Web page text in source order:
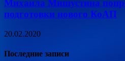
Михаила Мишустина
подготовки нового КоАП
20.02.2020
Последние записи